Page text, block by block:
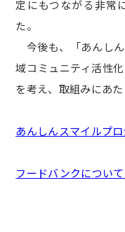
定にもつながる非常
た。
今後も、「あんし
域コミュニティ活性
を考え、取組みにあた
あんしんスマイルプ
フードバンクについて